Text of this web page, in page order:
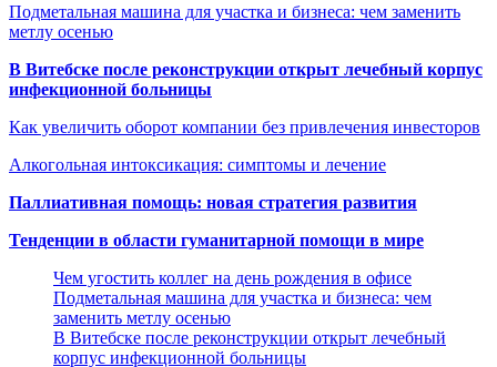
Подметальная машина для участка и бизнеса: чем заменить
метлу осенью
В Витебске после реконструкции открыт лечебный корпус
инфекционной больницы
Как увеличить оборот компании без привлечения инвесторов
Алкогольная интоксикация: симптомы и лечение
Паллиативная помощь: новая стратегия развития
Тенденции в области гуманитарной помощи в мире
Чем угостить коллег на день рождения в офисе
Подметальная машина для участка и бизнеса: чем
заменить метлу осенью
В Витебске после реконструкции открыт лечебный
корпус инфекционной больницы